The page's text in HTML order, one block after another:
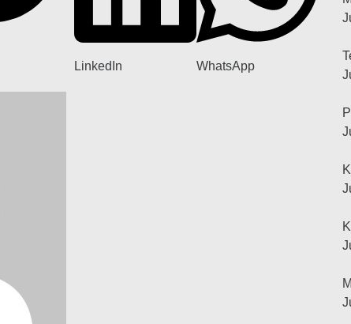
LinkedIn
WhatsApp